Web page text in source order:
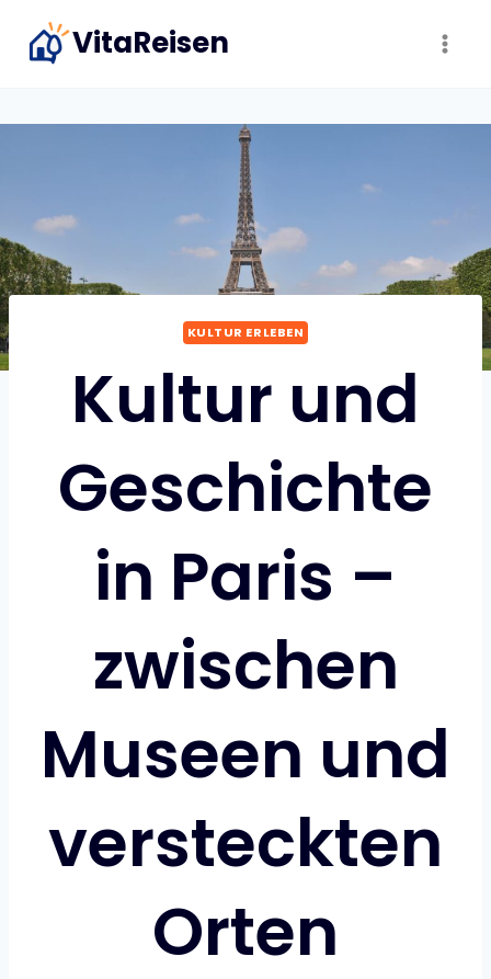
Inhalt
VitaReisen
KULTUR ERLEBEN
Kultur und
Geschichte
in Paris –
zwischen
Museen und
versteckten
Orten